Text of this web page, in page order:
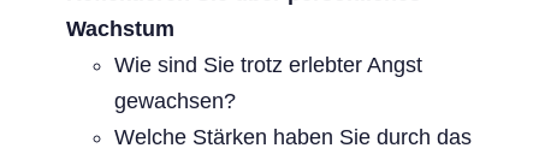
Wachstum
Wie sind Sie trotz erlebter Angst
gewachsen?
Welche Stärken haben Sie durch das